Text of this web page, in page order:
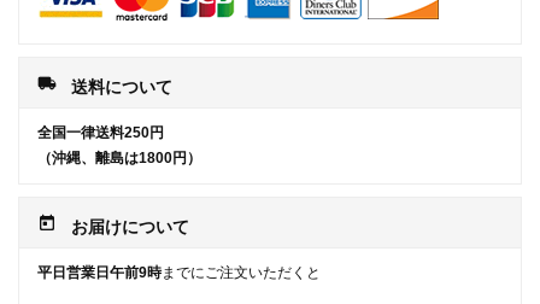
local_shipping 送料について
全国一律送料250円
（沖縄、離島は1800円）
today お届けについて
平日営業日午前9時までにご注文いただくと